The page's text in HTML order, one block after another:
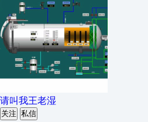
请叫我王老湿
关注 私信